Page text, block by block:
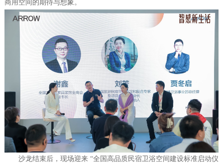
商用空间的期待与想象。
沙龙结束后，现场迎来 “全国高品质民宿卫浴空间建设标准启动仪